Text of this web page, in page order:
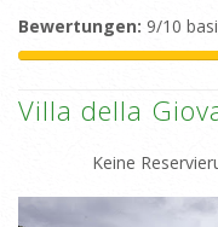
Bewertungen: 9/10
Villa della
Keine